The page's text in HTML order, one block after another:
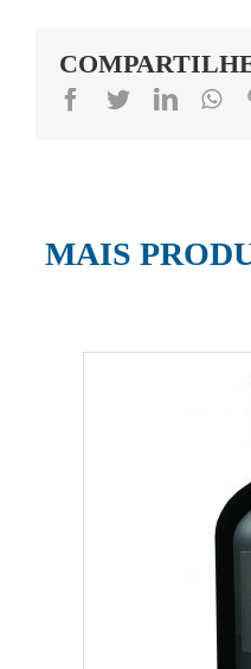
facebook
twitter
MAIS